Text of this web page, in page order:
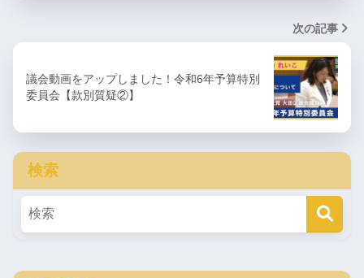
次の記事
議会動画をアップしました！令和6年予算特別
委員会【款別質疑②】
検索